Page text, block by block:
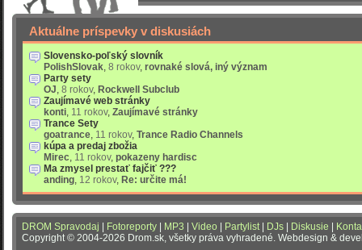
Aktuálne príspevky v diskusiách
Slovensko-poľský slovník
PolishSlovak, 8 rokov, rovnaké slová, iný význam
Party sety
OJ, 8 rokov, Rockwell Subclub
Zaujímavé web stránky
konti, 11 rokov, Zaujímavé stránky
Trance Sety
goatrance, 11 rokov, Trance Radio Channels
kúpa a predaj zbožia
Mirec, 11 rokov, pokazeny hardisc
Ma zmysel prestať fajčiť ???
anding, 12 rokov, Re: určite má!
DROM Spravodaj Fotoreporty MP3 Video Partylist| DJs Diskusie
Copyright © 2004-2026 Drom.sk, všetky práva vyhradené. Webdesign &